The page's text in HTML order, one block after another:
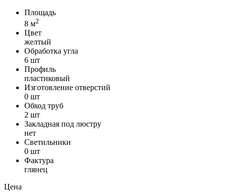
Площадь
8 м2
Цвет
желтый
Обработка угла
6 шт
Профиль
пластиковый
Изготовление отверстий
0 шт
Обход труб
2 шт
Закладная под люстру
нет
Светильники
0 шт
Фактура
глянец
Цена